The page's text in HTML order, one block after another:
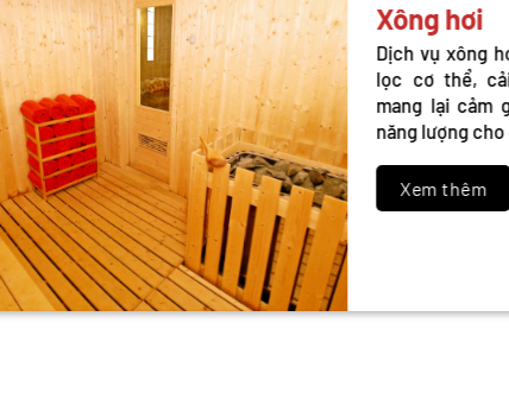
Xông hơi
Dịch vụ xông
lọc cơ thể,
mang lại cảm
năng lượng cho
Xem thêm